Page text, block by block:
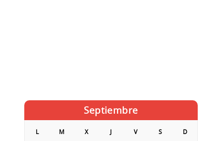
Septiembre
L M X J V S D